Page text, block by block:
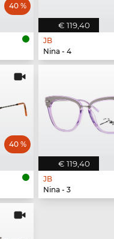
40 %
€ 119,40
JB
Nina - 4
40 %
€ 119,40
JB
Nina - 3